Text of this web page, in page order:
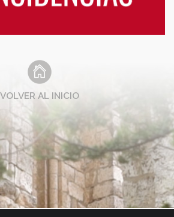
VOLVER AL INICIO